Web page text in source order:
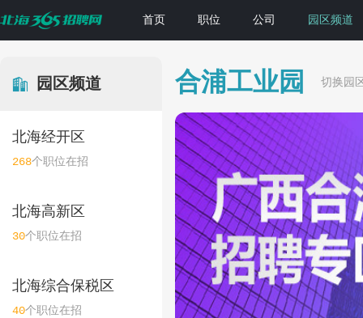
首页 职位 公司 园区频道
园区频道
北海经开区
268个职位在招
北海高新区
30个职位在招
北海综合保税区
40个职位在招
合浦工业园 切换园